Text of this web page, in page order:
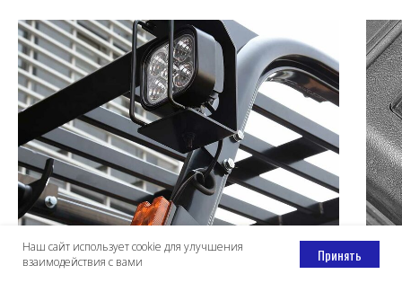
Наш сайт использует cookie для улучшения
взаимодействия с вами
Принять